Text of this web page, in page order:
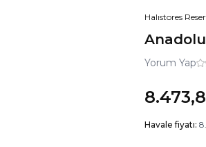
Halıstores
Yorum Yap
Havale fiyatı: